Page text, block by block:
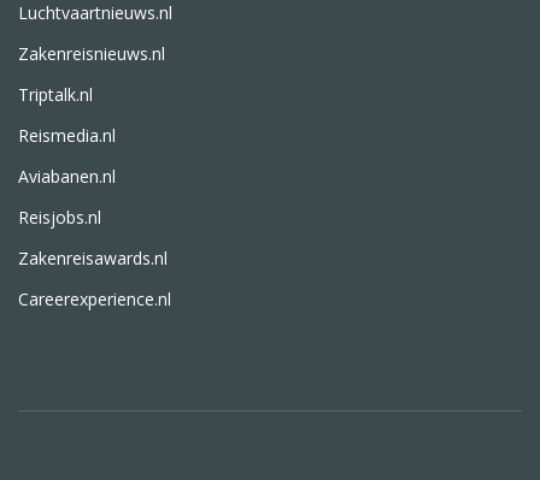
Luchtvaartnieuws.nl
Zakenreisnieuws.nl
Triptalk.nl
Reismedia.nl
Aviabanen.nl
Reisjobs.nl
Zakenreisawards.nl
Careerexperience.nl